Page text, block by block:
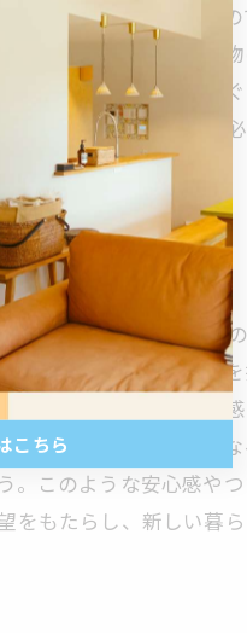
の調和を意識したも
の徳利に、野菜や果
風雨による汚れを防
細部まで注意を払う
る形式的な儀式以上
。塩は場を清め邪気
菜や果物は自然への
まれます。これは単
このような安心感や
もたらし、新しい暮
こちら
こちら